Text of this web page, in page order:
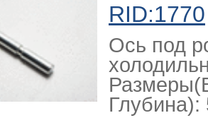
RID:1770
Ось под
Глубина):